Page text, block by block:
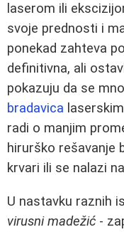
laserom ili
svoje prednosti i
ponekad zahteva
definitivna, ali
pokazuju da se
bradavica
radi o manjim
hirurško rešavanje
krvari ili se nalazi
U nastavku raznih
virusni madežić -